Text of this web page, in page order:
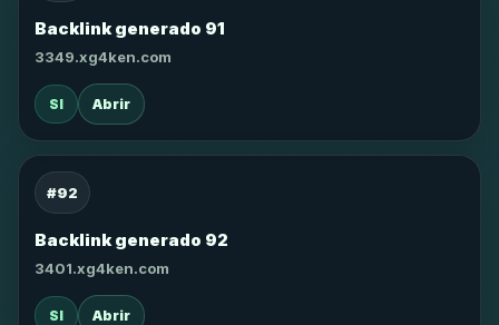
Backlink generado 91
3349.xg4ken.com
SI Abrir
#92
Backlink generado 92
3401.xg4ken.com
SI Abrir